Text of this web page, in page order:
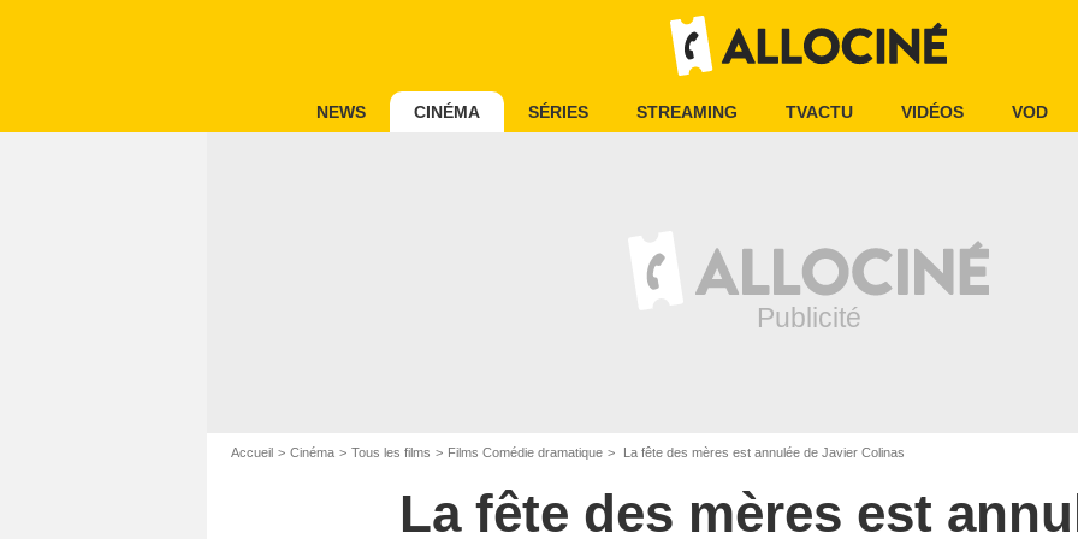
NEWS CINÉMA SÉRIES STREAMING TVACTU VIDÉOS VOD
Accueil Cinéma Tous les films Films Comédie dramatique La fête des mères est annulée de Javier Colinas
La fête des mères est